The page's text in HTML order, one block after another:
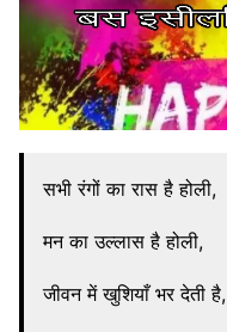
सभी रंगों का रास है होली,
मन का उल्लास है होली,
जीवन में खुशियाँ भर देती है,